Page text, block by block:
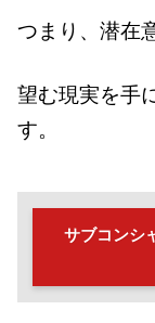
つまり、潜在
望む現実を手
す。
サブコンシ